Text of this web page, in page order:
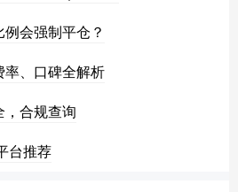
会强制平仓？
、口碑全解析
合规查询
台推荐